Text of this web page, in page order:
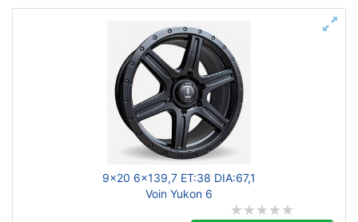
9x20 6x139,7 ET:38 DIA:67,1
Voin Yukon 6